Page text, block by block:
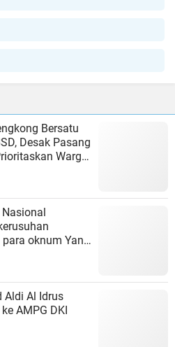
Bersatu
Desak Pasang
Warga
oknum Yang
Aldi Al Idrus
AMPG DKI